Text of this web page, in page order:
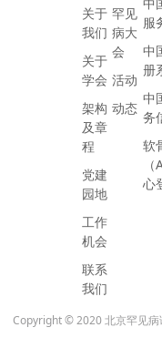
关于
我们
关于
学会
架构
及章
程
党建
园地
工作
机会
联系
我们
罕见
病大
会
活动
动态
服
中
册
中
务
软
心
Copyright © 2020 北京罕见病